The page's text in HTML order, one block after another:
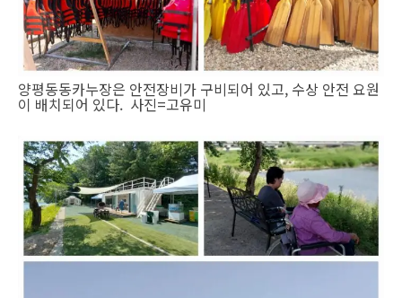
양평동동카누장은 안전장비가 구비되어 있고, 수상 안전 요원
이 배치되어 있다. 사진=고유미